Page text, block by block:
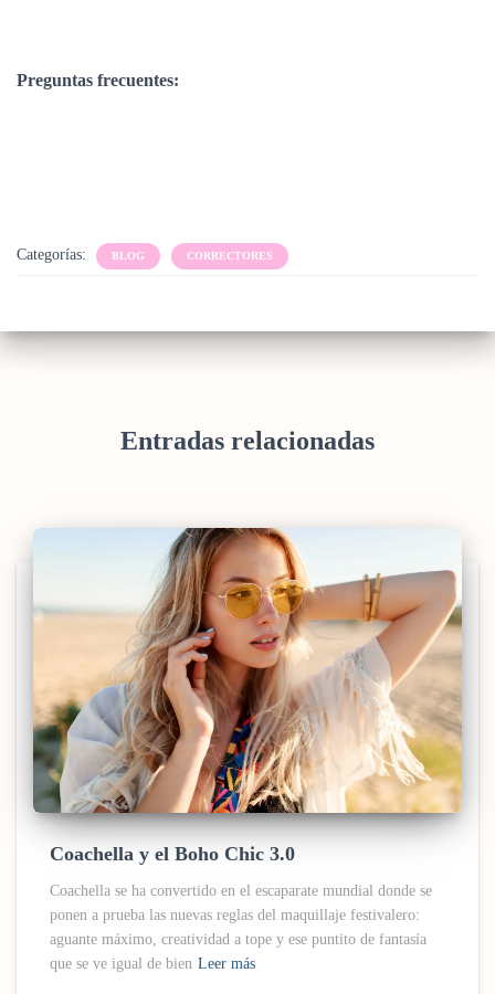
Preguntas frecuentes:
Categorías: BLOG CORRECTORES
Entradas relacionadas
Coachella y el Boho Chic 3.0
Coachella se ha convertido en el escaparate mundial donde se
ponen a prueba las nuevas reglas del maquillaje festivalero:
aguante máximo, creatividad a tope y ese puntito de fantasía
que se ve igual de bien Leer más